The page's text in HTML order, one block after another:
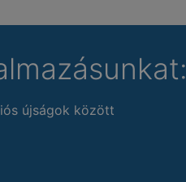
újságok között